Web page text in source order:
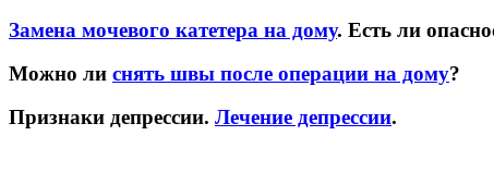
Замена мочевого катетера на дому. Есть ли
Можно ли снять швы после операции на дому?
Признаки депрессии. Лечение депрессии.